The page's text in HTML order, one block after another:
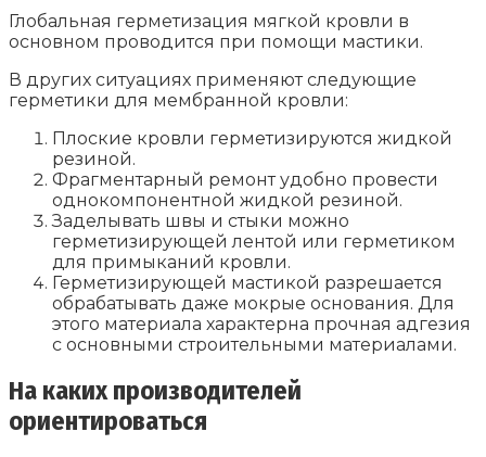
Глобальная герметизация мягкой кровли в
основном проводится при помощи мастики.
В других ситуациях применяют следующие
герметики для мембранной кровли:
Плоские кровли герметизируются жидкой
резиной.
Фрагментарный ремонт удобно провести
однокомпонентной жидкой резиной.
Заделывать швы и стыки можно
герметизирующей лентой или герметиком
для примыканий кровли.
Герметизирующей мастикой разрешается
обрабатывать даже мокрые основания. Для
этого материала характерна прочная адгезия
с основными строительными материалами.
На каких производителей
ориентироваться